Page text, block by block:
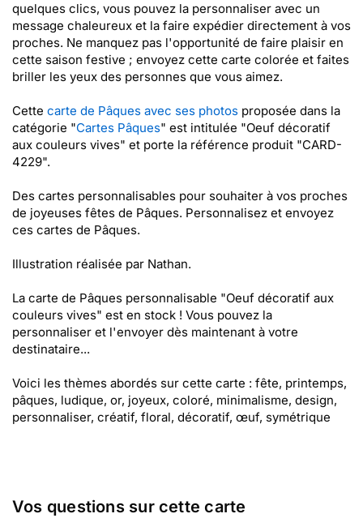
quelques clics, vous pouvez la personnaliser avec un
message chaleureux et la faire expédier directement à vos
proches. Ne manquez pas l'opportunité de faire plaisir en
cette saison festive ; envoyez cette carte colorée et faites
briller les yeux des personnes que vous aimez.
Cette carte de Pâques avec ses photos proposée dans la
catégorie "Cartes Pâques" est intitulée "Oeuf décoratif
aux couleurs vives" et porte la référence produit "CARD-
4229".
Des cartes personnalisables pour souhaiter à vos proches
de joyeuses fêtes de Pâques. Personnalisez et envoyez
ces cartes de Pâques.
Illustration réalisée par Nathan.
La carte de Pâques personnalisable "Oeuf décoratif aux
couleurs vives" est en stock ! Vous pouvez la
personnaliser et l'envoyer dès maintenant à votre
destinataire...
Voici les thèmes abordés sur cette carte : fête, printemps,
pâques, ludique, or, joyeux, coloré, minimalisme, design,
personnaliser, créatif, floral, décoratif, œuf, symétrique
Vos questions sur cette carte